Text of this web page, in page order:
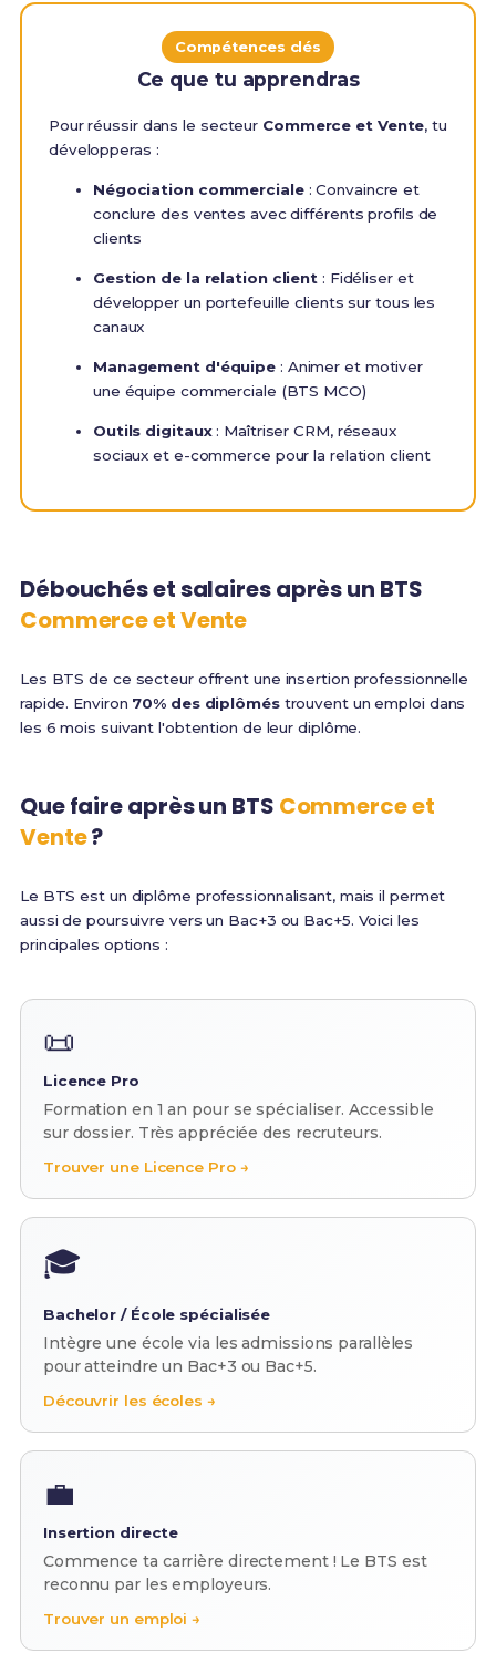
Compétences clés
Ce que tu apprendras
Pour réussir dans le secteur Commerce et Vente, tu
développeras :
Négociation commerciale: Convaincre et
conclure des ventes avec différents profils de
clients
Gestion de la relation client : Fidéliser et
développer un portefeuille clients sur tous les
canaux
Management d'équipe : Animer et motiver
une équipe commerciale (BTS MCO)
Outils digitaux: Maîtriser CRM, réseaux
sociaux et e-commerce pour la relation client
Débouchés et salaires après un BTS
Commerce et Vente
Les BTS de ce secteur offrent une insertion professionnelle
rapide. Environ 70% des diplôméstrouvent un emploi dans
les 6 mois suivant l'obtention de leur diplôme.
Que faire après un BTS Commerce et
Vente?
Le BTS est un diplôme professionnalisant, mais il permet
aussi de poursuivre vers un Bac+3 ou Bac+5. Voici les
principales options :
📜
Licence Pro
Formation en 1 an pour se spécialiser. Accessible
sur dossier. Très appréciée des recruteurs.
Trouver une Licence Pro →
🎓
Bachelor / École spécialisée
Intègre une école via les admissions parallèles
pour atteindre un Bac+3 ou Bac+5.
Découvrir les écoles →
💼
Insertion directe
Commence ta carrière directement ! Le BTS est
reconnu par les employeurs.
Trouver un emploi →